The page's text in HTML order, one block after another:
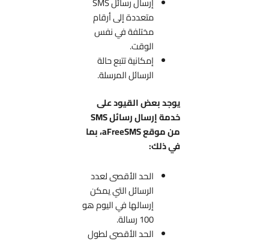
متعددة إلى أرقام
مختلفة في نفس
الوقت.
إمكانية تتبع حالة
الرسائل المرسلة.
يوجد بعض القيود على
خدمة إرسال رسائل SMS
من موقع aFreeSMS، بما
في ذلك:
الحد الأقصى لعدد
الرسائل التي يمكن
إرسالها في اليوم هو
100 رسالة.
الحد الأقصى لطول